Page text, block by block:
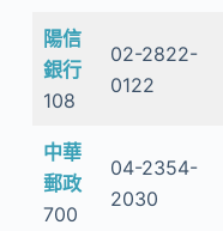
陽信
銀行
108
02-2822-
0122
中華
郵政
700
04-2354-
2030